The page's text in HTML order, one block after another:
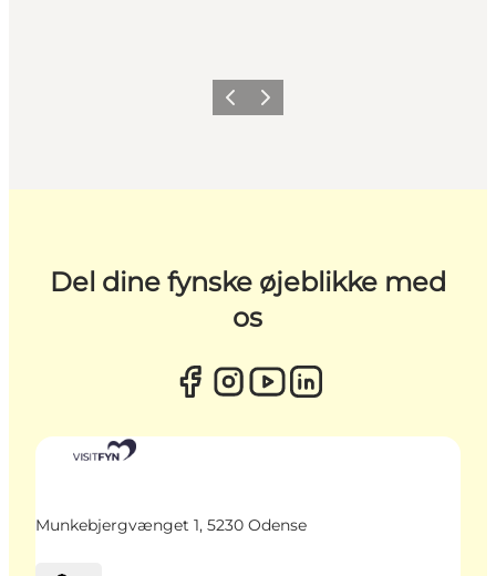
ForrigeNæste
Del dine fynske øjeblikke med
os
Munkebjergvænget 1, 5230 Odense